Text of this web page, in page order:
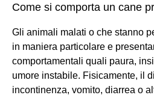
Come si comporta un cane
Gli animali malati o che stanno
in maniera particolare e
comportamentali quali paura,
umore instabile. Fisicamente, il
incontinenza, vomito, diarrea o